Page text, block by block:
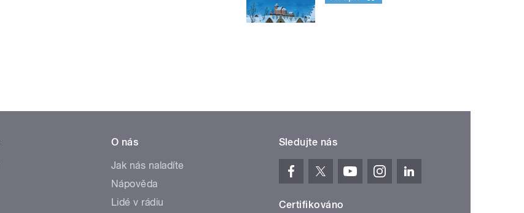
O nás
Jak nás naladíte
Nápověda
Lidé v rádiu
Sledujte nás
Certifikováno